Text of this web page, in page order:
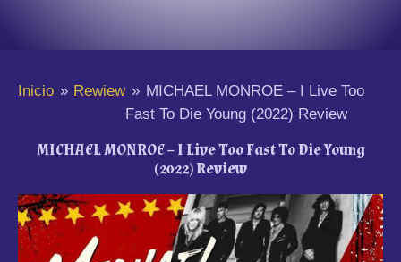
Inicio » Rewiew » MICHAEL MONROE – I Live Too
Fast To Die Young (2022) Review
MICHAEL MONROE – I Live Too Fast To Die Young
(2022) Review